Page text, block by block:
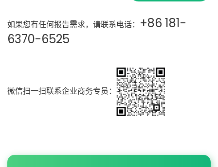
如果您有任何报告需求，请联系电话： +86 181-
6370-6525
微信扫一扫联系企业商务专员：